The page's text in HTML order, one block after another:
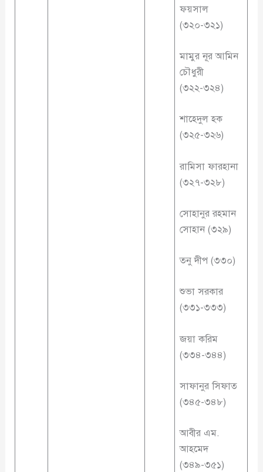
ফয়সাল
(৩২০-৩২১)
মামুর নূর আমিন
চৌধুরী
(৩২২-৩২৪)
শাহেদুল হক
(৩২৫-৩২৬)
রামিসা ফারহানা
(৩২৭-৩২৮)
সোহানুর রহমান
সোহান (৩২৯)
তনু দীপ (৩৩০)
শুভা সরকার
(৩৩১-৩৩৩)
জয়া করিম
(৩৩৪-৩৪৪)
সাফানুর সিফাত
(৩৪৫-৩৪৮)
আবীর এম.
আহমেদ
(৩৪৯-৩৫১)